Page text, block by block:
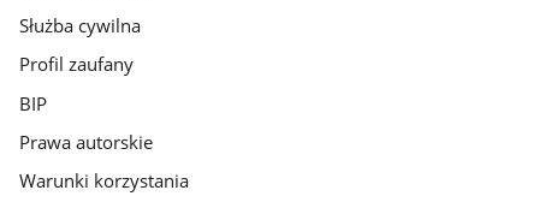
Służba cywilna
Profil zaufany
BIP
Prawa autorskie
Warunki korzystania